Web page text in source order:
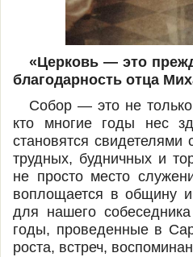
«Церковь — это
благодарность отца
Собор — это не
кто многие годы нес
становятся
трудных, будничных и
не просто место
воплощается в общину
для нашего
годы, проведенные в
роста, встреч,